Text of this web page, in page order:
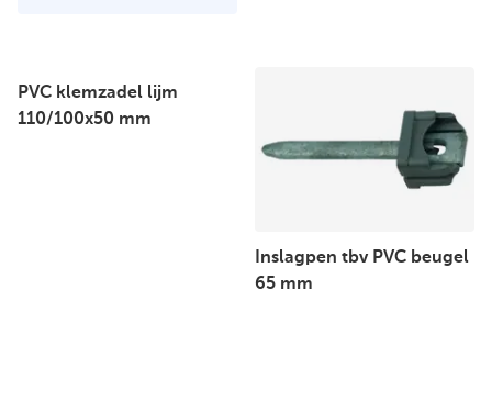
PVC klemzadel lijm
110/100x50 mm
Inslagpen tbv PVC beugel
65 mm